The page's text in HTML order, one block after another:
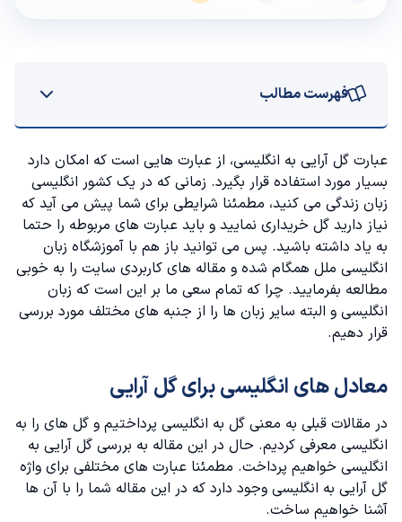
فهرست مطالب
معادل های انگلیسی برای گل آرایی
Bouquet
عبارت های دیگر برای گل آرایی به انگلیسی
عبارت گل آرایی به انگلیسی، از عبارت هایی است که امکان دارد
بسیار مورد استفاده قرار بگیرد. زمانی که در یک کشور انگلیسی
زبان زندگی می کنید، مطمئنا شرایطی برای شما پیش می آید که
نیاز دارید گل خریداری نمایید و باید عبارت های مربوطه را حتما
به یاد داشته باشید. پس می توانید باز هم‌ با آموزشگاه زبان
انگلیسی ملل همگام شده و مقاله های کاربردی سایت را به خوبی
مطالعه بفرمایید. چرا که تمام سعی ما بر این است که زبان
انگلیسی و البته سایر زبان ها را از جنبه های مختلف مورد بررسی
قرار دهیم.
معادل های انگلیسی برای گل آرایی
در مقالات قبلی به معنی گل به انگلیسی پرداختیم و گل های را به
انگلیسی معرفی کردیم. حال در این مقاله به بررسی گل آرایی به
انگلیسی خواهیم پرداخت. مطمئنا عبارت های مختلفی برای واژه
گل آرایی به انگلیسی وجود دارد که در این مقاله شما را با آن ها
آشنا خواهیم ساخت.